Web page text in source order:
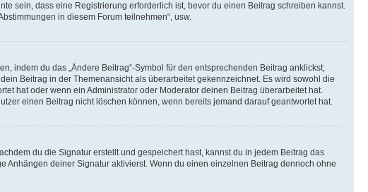
sein, dass eine Registrierung erforderlich ist, bevor du einen Beitrag schreiben kannst.
in diesem Forum teilnehmen“, usw.
indem du das „Ändere Beitrag“-Symbol für den entsprechenden Beitrag anklickst;
Beitrag in der Themenansicht als überarbeitet gekennzeichnet. Es wird sowohl die
hat oder wenn ein Administrator oder Moderator deinen Beitrag überarbeitet hat.
einen Beitrag nicht löschen können, wenn bereits jemand darauf geantwortet hat.
du die Signatur erstellt und gespeichert hast, kannst du in jedem Beitrag das
Anhängen deiner Signatur aktivierst. Wenn du einen einzelnen Beitrag dennoch ohne